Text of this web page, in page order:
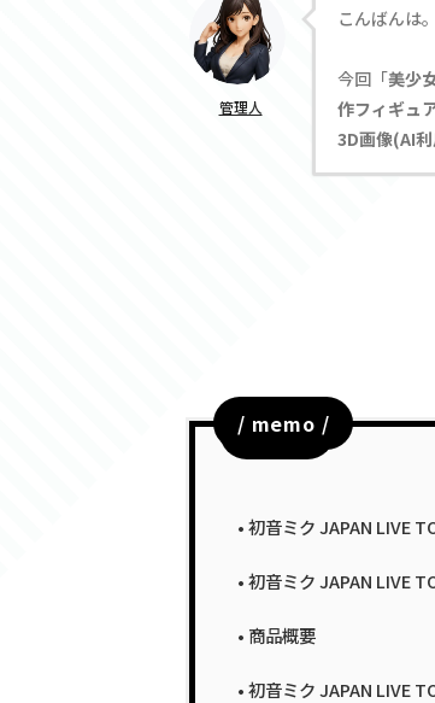
管理人
こんばんは。
今回「美少
作フィギュ
3D画像(AI
目次
初音ミク JAPAN LIVE
初音ミク JAPAN LIVE
商品概要
初音ミク JAPAN LIVE
/ memo /